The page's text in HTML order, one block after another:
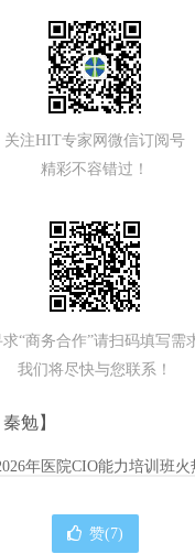
关注HIT专家网微信订阅号
精彩不容错过！
求“商务合作”请扫码填写需
我们将尽快与您联系！
勉】
年医院CIO能力培训班火
赞(7)